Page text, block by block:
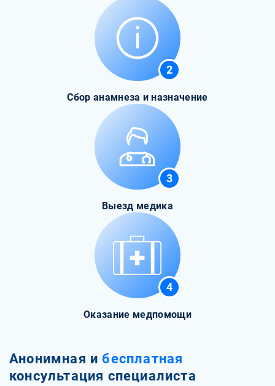
2
Сбор анамнеза и назначение
3
Выезд медика
4
Оказание медпомощи
Анонимная и бесплатная
консультация специалиста